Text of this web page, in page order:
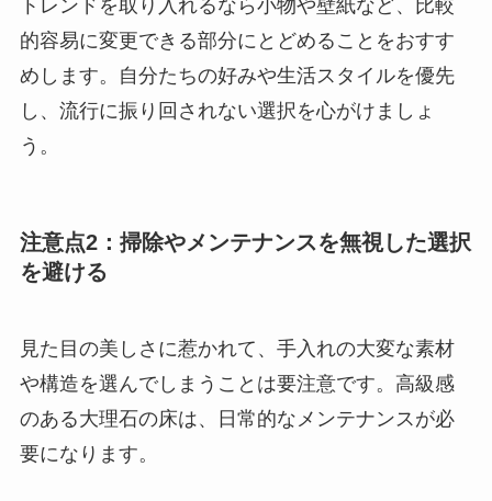
トレンドを取り入れるなら小物や壁紙など、比較
的容易に変更できる部分にとどめることをおすす
めします。自分たちの好みや生活スタイルを優先
し、流行に振り回されない選択を心がけましょ
う。
注意点2：掃除やメンテナンスを無視した選択
を避ける
見た目の美しさに惹かれて、手入れの大変な素材
や構造を選んでしまうことは要注意です。高級感
のある大理石の床は、日常的なメンテナンスが必
要になります。